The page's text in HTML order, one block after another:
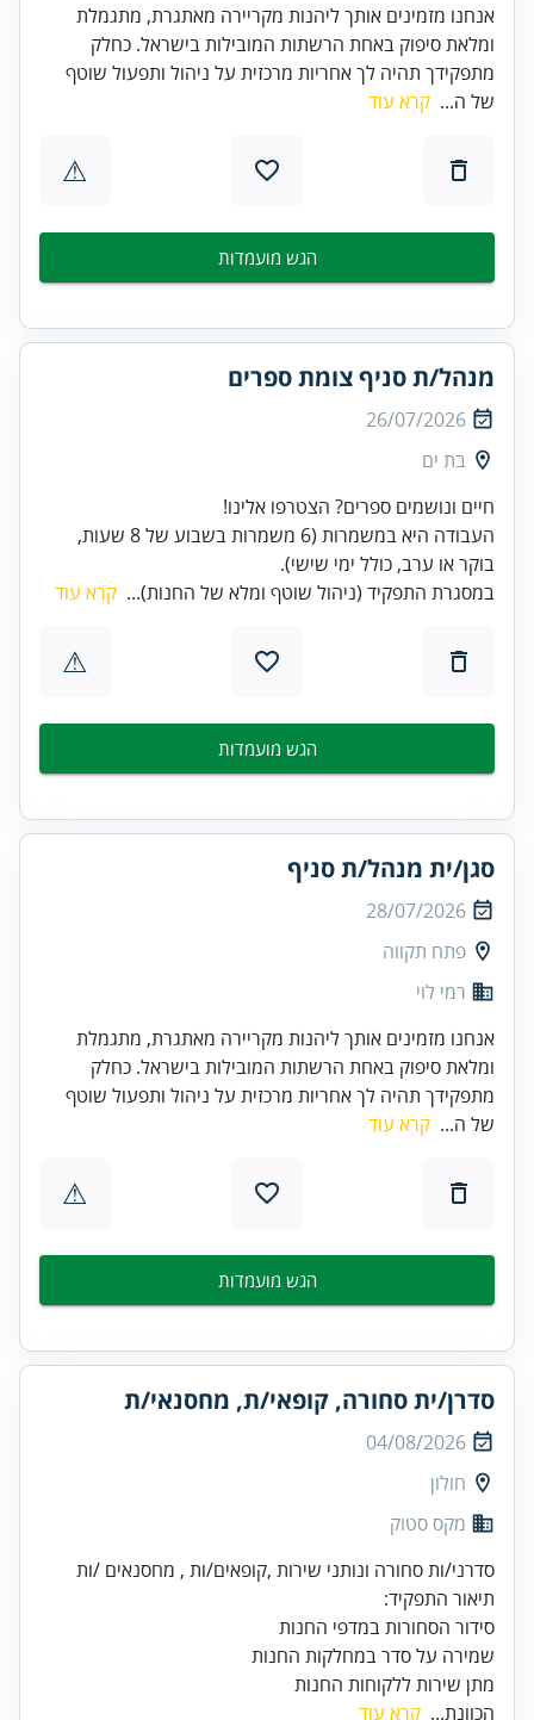
אנחנו מזמינים אותך ליהנות מקריירה מאתגרת, מתגמלת
ומלאת סיפוק באחת הרשתות המובילות בישראל. כחלק
מתפקידך תהיה לך אחריות מרכזית על ניהול ותפעול שוטף
של ה... קרא עוד
⚠
הגש מועמדות
מנהל/ת סניף צומת ספרים
26/07/2026
בת ים
העבודה היא במשמרות (6 משמרות בשבוע של 8 שעות,
בוקר או ערב, כולל ימי שישי).
במסגרת התפקיד (ניהול שוטף ומלא של החנות)... קרא עוד
⚠
הגש מועמדות
סגן/ית מנהל/ת סניף
28/07/2026
פתח תקווה
רמי לוי
אנחנו מזמינים אותך ליהנות מקריירה מאתגרת, מתגמלת
ומלאת סיפוק באחת הרשתות המובילות בישראל. כחלק
מתפקידך תהיה לך אחריות מרכזית על ניהול ותפעול שוטף
של ה... קרא עוד
⚠
הגש מועמדות
סדרן/ית סחורה, קופאי/ת, מחסנאי/ת
04/08/2026
חולון
מקס סטוק
מתן שירות ללקוחות החנות
הכוונת... קרא עוד